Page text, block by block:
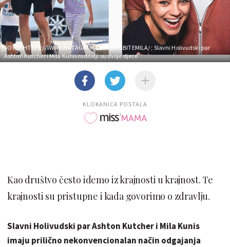
FOTO: HTTPS://WWW.INSTAGRAM.COM/BUGBITEMILA/ ; Slavni Holivudski par
Ashton Kutcher i Mila Kunis roditelji su dvoje djece
KLOKANICA POSTALA
Kao društvo često idemo iz krajnosti u krajnost. Te
krajnosti su pristupne i kada govorimo o zdravlju.
Slavni Holivudski par Ashton Kutcher i Mila Kunis
imaju prilično nekonvencionalan način odgajanja